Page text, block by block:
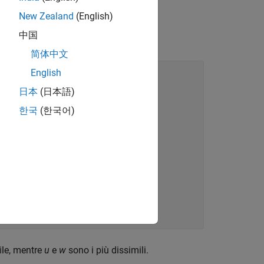
mentre u e w sono i più dissimili.
New Zealand (English)
中国
简体中文
English
日本 (日本語)
한국 (한국어)